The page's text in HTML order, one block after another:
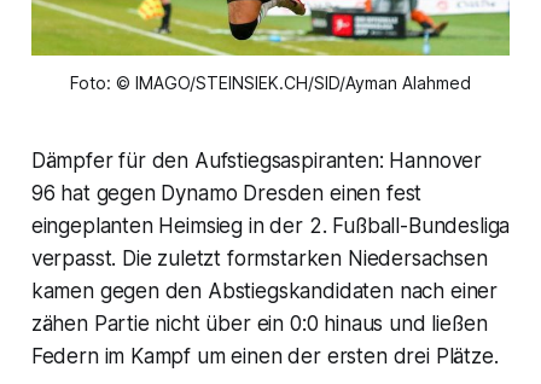
Foto: © IMAGO/STEINSIEK.CH/SID/Ayman Alahmed
Dämpfer für den Aufstiegsaspiranten: Hannover
96 hat gegen Dynamo Dresden einen fest
eingeplanten Heimsieg in der 2. Fußball-Bundesliga
verpasst. Die zuletzt formstarken Niedersachsen
kamen gegen den Abstiegskandidaten nach einer
zähen Partie nicht über ein 0:0 hinaus und ließen
Federn im Kampf um einen der ersten drei Plätze.